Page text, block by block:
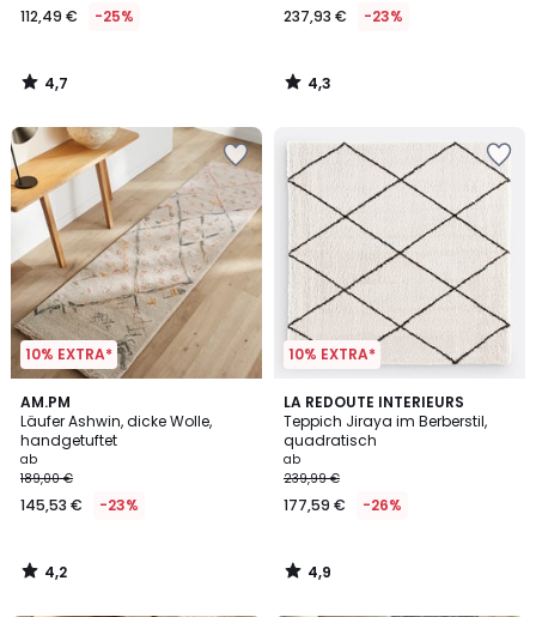
112,49 € -25%
4,7
/
237,93 € -23%
4,3
/
10% EXTRA*
AM.PM
Läufer Ashwin, dicke Wolle,
handgetuftet
ab
189,00 €
145,53 € -23%
4,2
/ 5
4,2
/
10% EXTRA*
LA REDOUTE INTERIEURS
Teppich Jiraya im Berberstil,
quadratisch
ab
239,99 €
177,59 € -26%
4,9
/ 5
4,9
/